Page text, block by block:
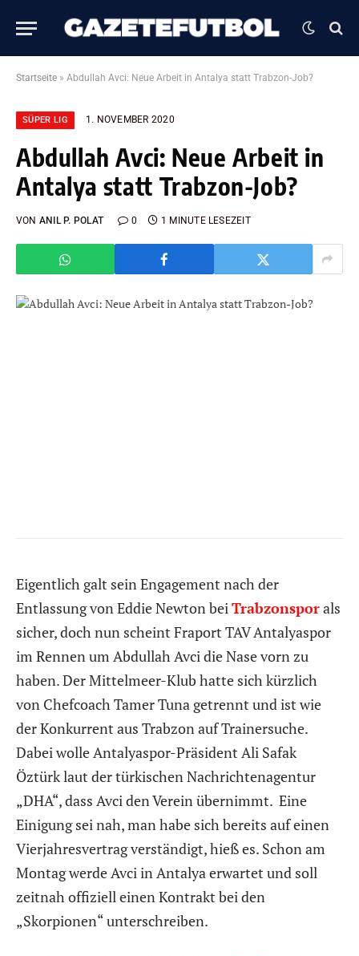
Startseite » Abdullah Avci: Neue Arbeit in Antalya statt Trabzon-Job?
SÜPER LIG 1. NOVEMBER 2020
Abdullah Avci: Neue Arbeit in
Antalya statt Trabzon-Job?
VON ANIL P. POLAT 0 1 MINUTE LESEZEIT
Eigentlich galt sein Engagement nach der
Entlassung von Eddie Newton bei Trabzonsporals
sicher, doch nun scheint Fraport TAV Antalyaspor
im Rennen um Abdullah Avci die Nase vorn zu
haben. Der Mittelmeer-Klub hatte sich kürzlich
von Chefcoach Tamer Tuna getrennt und ist wie
der Konkurrent aus Trabzon auf Trainersuche.
Dabei wolle Antalyaspor-Präsident Ali Safak
Öztürk laut der türkischen Nachrichtenagentur
„DHA“, dass Avci den Verein übernimmt. Eine
Einigung sei nah, man habe sich bereits auf einen
Vierjahresvertrag verständigt, hieß es. Schon am
Montag werde Avci in Antalya erwartet und soll
zeitnah offiziell einen Kontrakt bei den
„Skorpionen“ unterschreiben.